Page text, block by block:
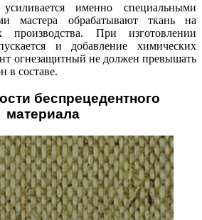
именно специальными
мастера обрабатывают ткань на
производства. При изготовлении
и добавление химических
огнезащитный не должен превышать
в составе.
беспрецедентного
материала